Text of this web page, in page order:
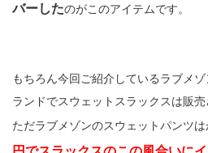
バーしたのがこのアイテムです。
もちろん今回ご紹介しているラブメ
ランドでスウェットスラックスは販売
ただラブメゾンのスウェットパンツは